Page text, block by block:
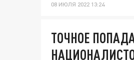
08 ИЮЛЯ 2022 13:24
ТОЧНОЕ